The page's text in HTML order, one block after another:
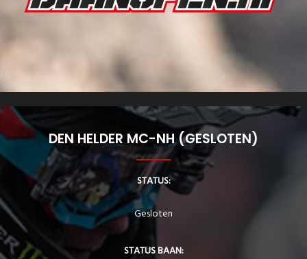
DEN HELDER MC-NH (GESLOTEN)
STATUS:
Gesloten
STATUS BAAN: